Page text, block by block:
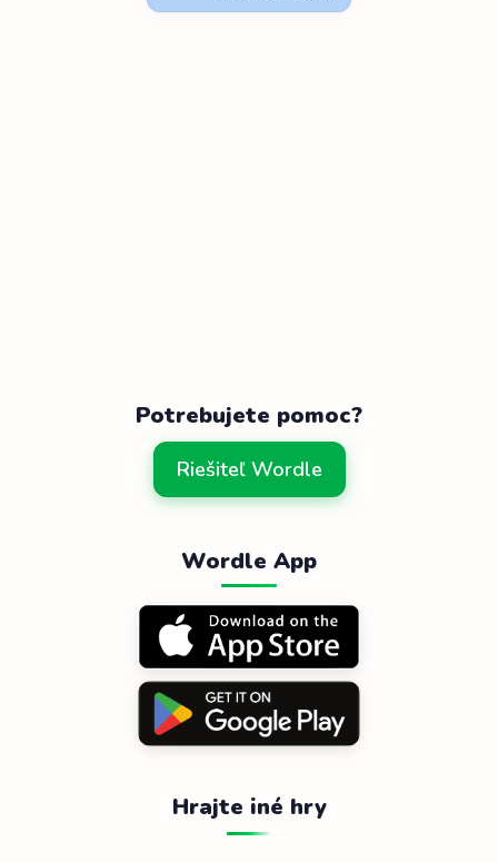
Potrebujete pomoc?
Riešiteľ Wordle
Wordle App
Hrajte iné hry